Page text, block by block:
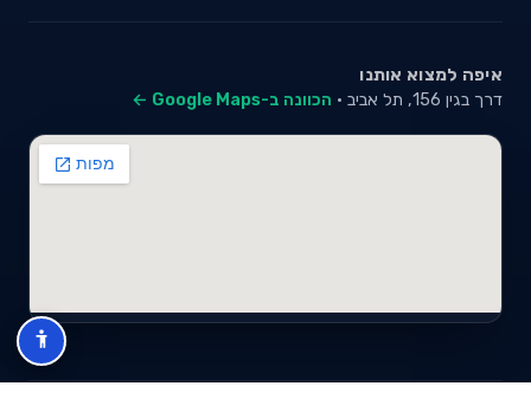
איפה למצוא אותנו
דרך בגין 156, תל אביב · הכוונה ב-Google Maps ←